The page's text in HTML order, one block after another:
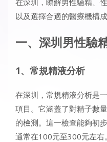
以及選擇合適的醫療機構
一、深圳男性驗
​​1、常規精液分析​​
在深圳，常規精液分析是
項目。它涵蓋了對精子數
的檢測。這一檢查能夠初
通常在100元至300元左右